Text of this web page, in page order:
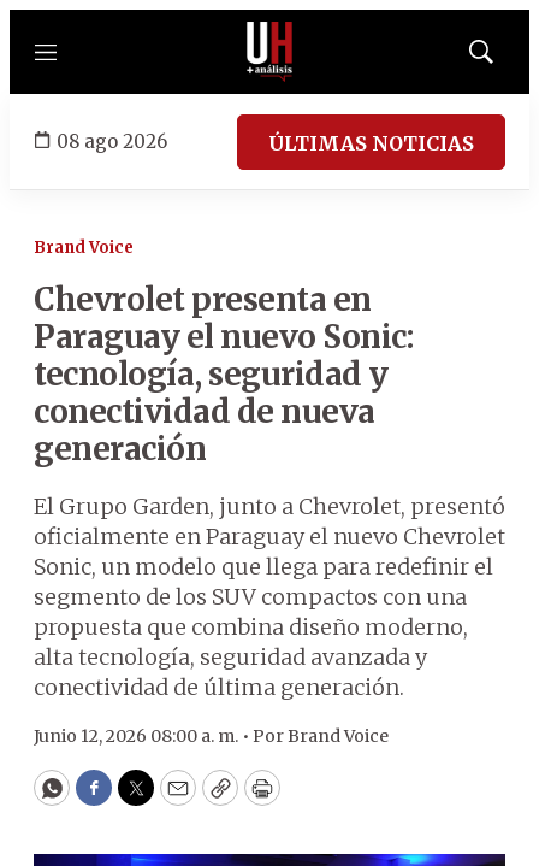
Menú
Mostrar
08 ago 2026 ÚLTIMAS NOTICIAS
Brand Voice
Chevrolet presenta en
Paraguay el nuevo Sonic:
tecnología, seguridad y
conectividad de nueva
generación
El Grupo Garden, junto a Chevrolet, presentó
oficialmente en Paraguay el nuevo Chevrolet
Sonic, un modelo que llega para redefinir el
segmento de los SUV compactos con una
propuesta que combina diseño moderno,
alta tecnología, seguridad avanzada y
conectividad de última generación.
Junio 12, 2026 08:00 a. m. • PorBrand Voice
WhatsApp
Facebook
Twitter
EmailCopyPrint